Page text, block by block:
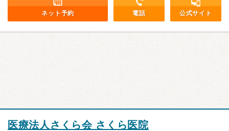
ネット予約 電話 公式サイト
医療法人さくら会 さくら医院